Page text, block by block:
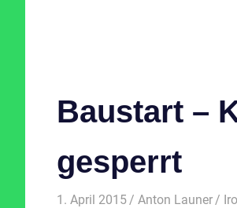
Baustart –
gesperrt
1. April 2015 Anton Launer